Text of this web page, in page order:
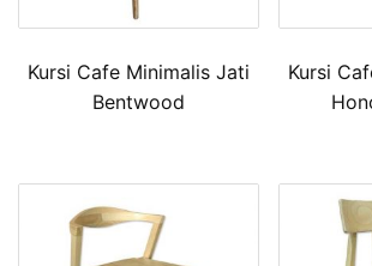
Kursi Cafe Minimalis Jati
Bentwood
Kursi